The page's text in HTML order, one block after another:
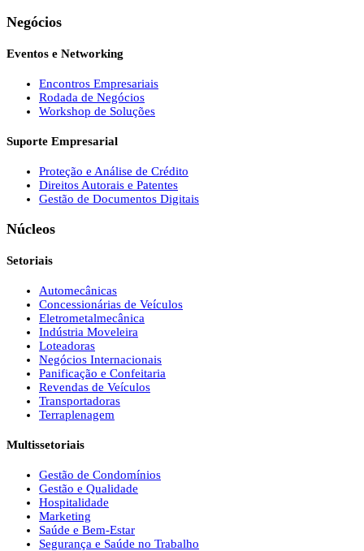
Negócios
Eventos e Networking
Encontros Empresariais
Rodada de Negócios
Workshop de Soluções
Suporte Empresarial
Proteção e Análise de Crédito
Direitos Autorais e Patentes
Gestão de Documentos Digitais
Núcleos
Setoriais
Automecânicas
Concessionárias de Veículos
Eletrometalmecânica
Indústria Moveleira
Loteadoras
Negócios Internacionais
Panificação e Confeitaria
Revendas de Veículos
Transportadoras
Terraplenagem
Multissetoriais
Gestão de Condomínios
Gestão e Qualidade
Hospitalidade
Marketing
Saúde e Bem-Estar
Segurança e Saúde no Trabalho